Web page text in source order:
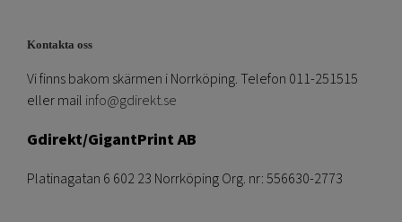
Kontakta oss
Vi finns bakom skärmen i Norrköping. Telefon 011-251515
eller mail info@gdirekt.se
Gdirekt/GigantPrint AB
Platinagatan 6 602 23 Norrköping Org. nr: 556630-2773